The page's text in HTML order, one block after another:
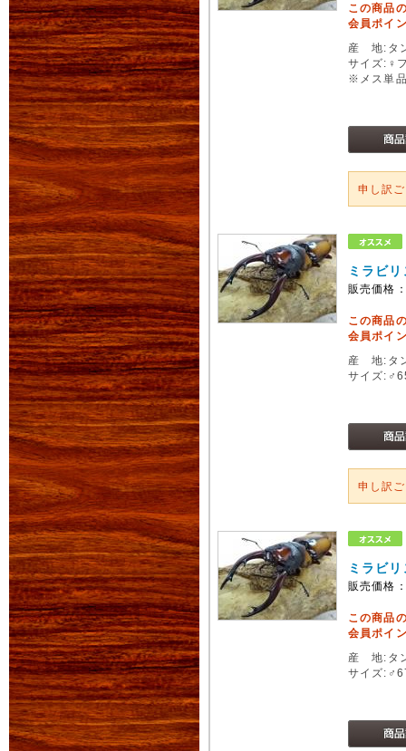
この商品
会員ポイ
産 地:タ
サイズ:♀
※メス単
申し訳
ミラビ
販売価格
この商品
会員ポイ
産 地:タ
サイズ
申し訳
ミラビ
販売価格
この商品
会員ポイ
産 地:タ
サイズ